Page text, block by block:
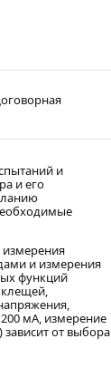
и
и его
и измерения
функций
мА, измерение
от выбора